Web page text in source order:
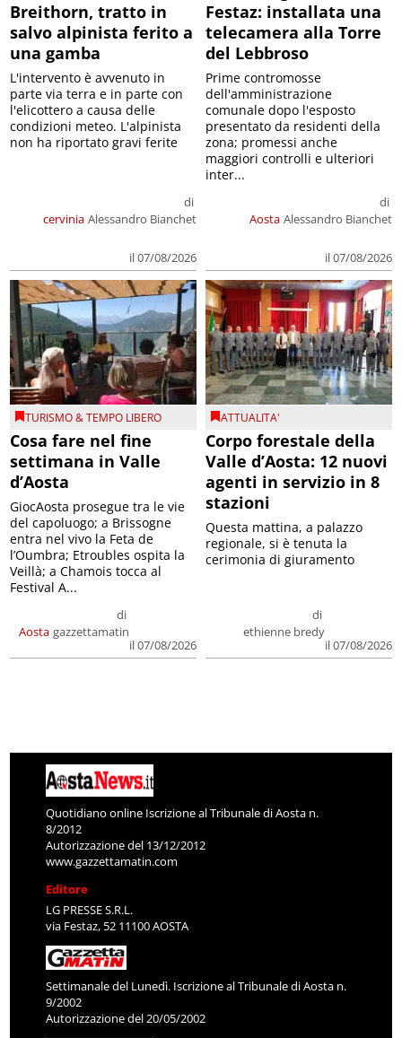
Breithorn, tratto in
salvo alpinista ferito a
una gamba
cervinia
di
Alessandro Bianchet
il 07/08/2026
L'intervento è avvenuto in
parte via terra e in parte con
l'elicottero a causa delle
condizioni meteo. L'alpinista
non ha riportato gravi ferite
Festaz: installata una
telecamera alla Torre
del Lebbroso
Aosta
di
Alessandro Bianchet
il 07/08/2026
Prime contromosse
dell'amministrazione
comunale dopo l'esposto
presentato da residenti della
zona; promessi anche
maggiori controlli e ulteriori
inter...
TURISMO & TEMPO LIBERO
Cosa fare nel fine
settimana in Valle
d’Aosta
Aosta
di
gazzettamatin
il 07/08/2026
GiocAosta prosegue tra le vie
del capoluogo; a Brissogne
entra nel vivo la Feta de
l’Oumbra; Etroubles ospita la
Veillà; a Chamois tocca al
Festival A...
ATTUALITA'
Corpo forestale della
Valle d’Aosta: 12 nuovi
agenti in servizio in 8
stazioni
di
ethienne bredy
il 07/08/2026
Questa mattina, a palazzo
regionale, si è tenuta la
cerimonia di giuramento
Quotidiano online Iscrizione al Tribunale di Aosta n.
8/2012
Autorizzazione del 13/12/2012
www.gazzettamatin.com
Editore
LG PRESSE S.R.L.
via Festaz, 52 11100 AOSTA
Settimanale del Lunedì. Iscrizione al Tribunale di Aosta n.
9/2002
Autorizzazione del 20/05/2002